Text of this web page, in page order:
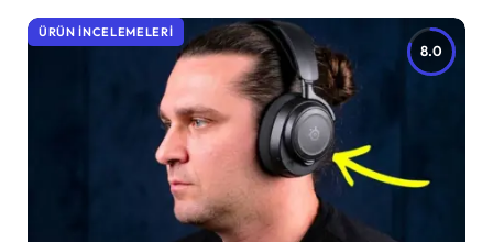
8.0
ÜRÜN İNCELEMELERI